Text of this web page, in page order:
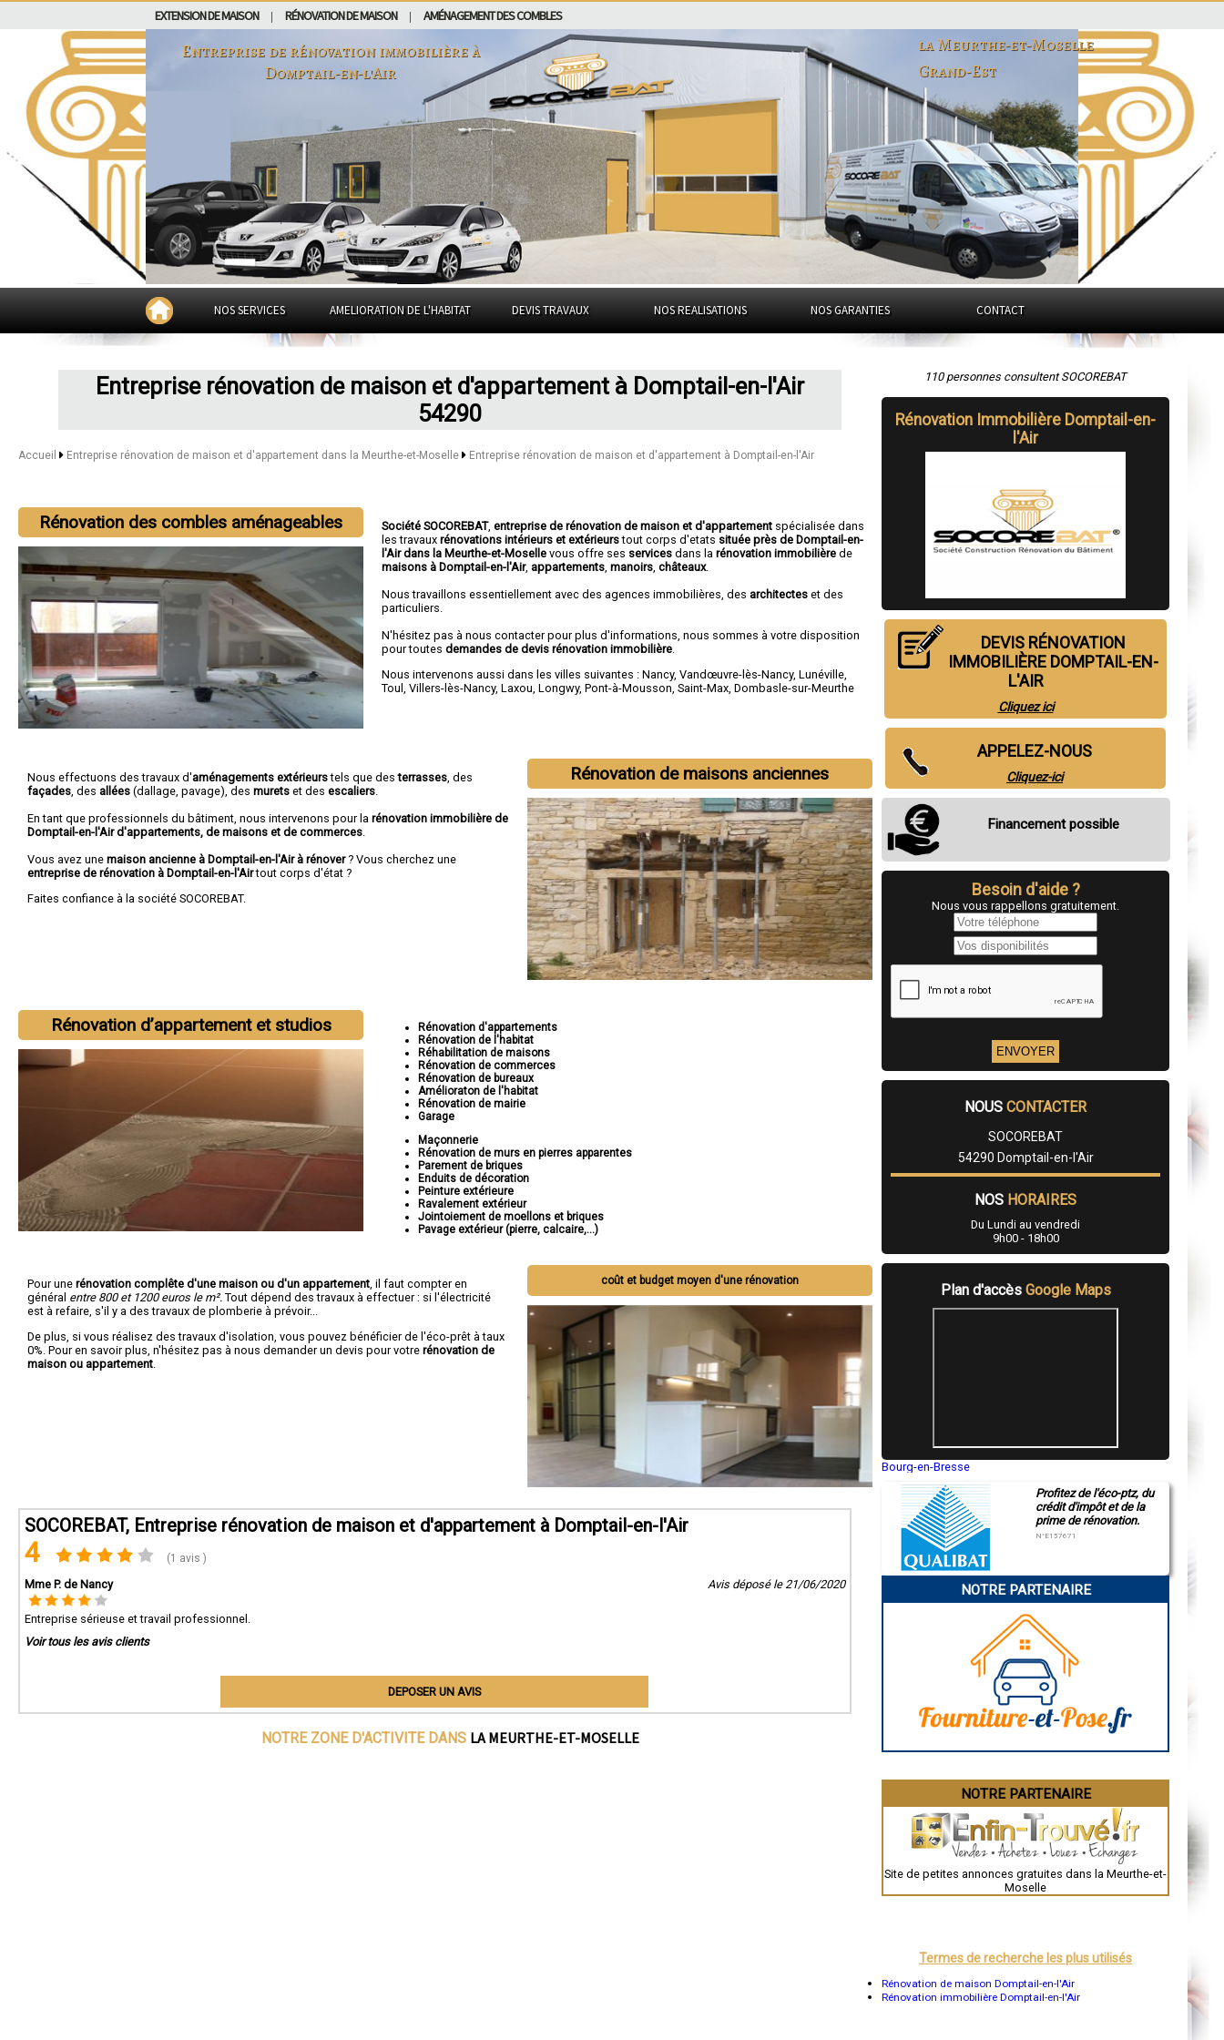
EXTENSION DE MAISON RÉNOVATION DE MAISON AMÉNAGEMENT DES COMBLES
Entreprise de rénovation immobilière à
Domptail-en-l'Air
la Meurthe-et-Moselle
Grand-Est
NOS SERVICES AMELIORATION DE L'HABITAT DEVIS TRAVAUX NOS REALISATIONS NOS GARANTIES CONTACT
Entreprise rénovation de maison et d'appartement à Domptail-en-l'Air
54290
Accueil Entreprise rénovation de maison et d'appartement dans la Meurthe-et-Moselle Entreprise rénovation de maison et d'appartement à Domptail-en-l'Air
Rénovation des combles aménageables Société SOCOREBAT,entreprise de rénovation de maison et d'appartement spécialisée dans
les travauxrénovations intérieurs et extérieurstout corps d'etats située près de Domptail-en-
l'Air dans la Meurthe-et-Mosellevous offre ses services dans larénovation immobilière de
maisons à Domptail-en-l'Air, appartements ,manoirs ,châteaux.
Nous travaillons essentiellement avec des agences immobilières, des architectes et des
particuliers.
N'hésitez pas à nous contacter pour plus d'informations, nous sommes à votre disposition
pour toutesdemandes de devis rénovation immobilière
Nous intervenons aussi dans les villes suivantes :Nancy,Vandœuvre-lès-Nancy,Lunéville
Toul ,Villers-lès-Nancy,Laxou ,Longwy,Pont-à-Mousson ,Saint-Max ,Dombasle-sur-Meurthe
Rénovation de maisons anciennes
Nous effectuons des travaux d'aménagements extérieurstels que desterrasses , des
façades , des allées (dallage, pavage), des murets et des escaliers
En tant que professionnels du bâtiment, nous intervenons pour la rénovation immobilière de
Domptail-en-l'Air d'appartements, de maisons et de commerces
Vous avez une maison ancienne à Domptail-en-l'Air à rénover? Vous cherchez une
entreprise de rénovation à Domptail-en-l'Airtout corps d'état ?
Faites confiance à la société SOCOREBAT.
Rénovation d’appartement et studios
Rénovation d'appartements
Rénovation de l'habitat
Réhabilitation de maisons
Rénovation de commerces
Rénovation de bureaux
Amélioraton de l'habitat
Rénovation de mairie
Garage
Maçonnerie
Rénovation de murs en pierres apparentes
Parement de briques
Enduits de décoration
Peinture extérieure
Ravalement extérieur
Jointoiement de moellons et briques
Pavage extérieur (pierre, calcaire,...)
coût et budget moyen d'une rénovation
Pour une rénovation complête d'une maison ou d'un appartement , il faut compter en
général entre 800 et 1200 euros le m². Tout dépend des travaux à effectuer : si l'électricité
est à refaire, s'il y a des travaux de plomberie à prévoir...
De plus, si vous réalisez des travaux d'isolation, vous pouvez bénéficier de l'éco-prêt à taux
0%. Pour en savoir plus, n'hésitez pas à nous demander un devis pour votre rénovation de
maison ou appartement
SOCOREBAT, Entreprise rénovation de maison et d'appartement à Domptail-en-l'Air
4 (1 avis )
Mme P. de Nancy Avis déposé le 21/06/2020
Entreprise sérieuse et travail professionnel.
Voir tous les avis clients
DEPOSER UN AVIS
NOTRE ZONE D'ACTIVITE DANS LA MEURTHE-ET-MOSELLE
110 personnes consultent SOCOREBAT
Rénovation Immobilière Domptail-en-
l'Air
DEVIS RÉNOVATION
IMMOBILIÈRE DOMPTAIL-EN-
L'AIR
Cliquez ici
APPELEZ-NOUS
Cliquez-ici
Financement possible
Besoin d'aide ?
Nous vous rappellons gratuitement.
NOUS CONTACTER
SOCOREBAT
54290 Domptail-en-l'Air
NOS HORAIRES
Du Lundi au vendredi
9h00 - 18h00
Plan d'accès Google Maps
Bourg-en-Bresse
Montluçon
Manosque
Gap
Charleville-Mézières
Pamiers
Narbonne
Brive-la-Gaillarde
Guéret
Besançon
Évreux
Chartres
Nîmes
Auch
Grenoble
Mont-de-Marsan
Blois
Profitez de l'éco-ptz, du
crédit d'impôt et de la
prime de rénovation.
N°E157671
NOTRE PARTENAIRE
NOTRE PARTENAIRE
Site de petites annonces gratuites dans la Meurthe-et-
Moselle
Termes de recherche les plus utilisés
Rénovation de maison Domptail-en-l'Air
Rénovation immobilière Domptail-en-l'Air